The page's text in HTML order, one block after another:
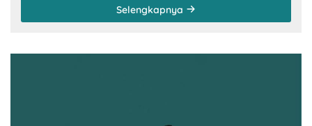
Selengkapnya